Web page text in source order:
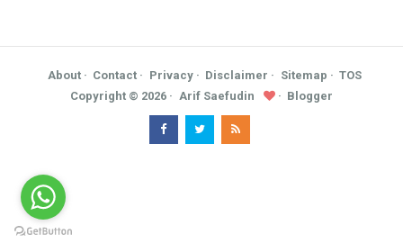
About Contact Privacy Disclaimer Sitemap
TOS
Copyright © 2026 Arif Saefudin Blogger